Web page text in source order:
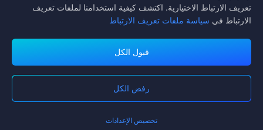
خدمة الزبائن
سياسة الخصوصية
تفضيل ملفات تعريف الارتباط
تعريف الارتباط الاختيارية. اكتشف كيفية استخدامنا لملفات تعريف
الارتباط في سياسة ملفات تعريف الارتباط
قبول الكل
رفض الكل
تخصيص الإعدادات